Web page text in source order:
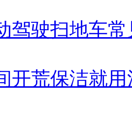
驾驶扫地车
开荒保洁就